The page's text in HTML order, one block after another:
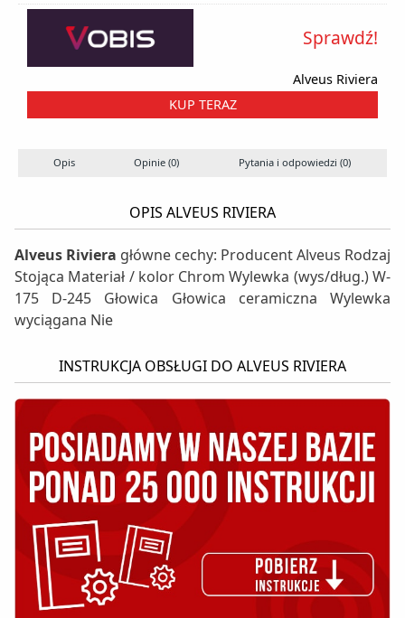
Alveus Riviera
Sprawdź!
KUP TERAZ
Opis Opinie (0) Pytania i odpowiedzi (0)
OPIS ALVEUS RIVIERA
Alveus Riviera główne cechy: Producent Alveus Rodzaj
Stojąca Materiał / kolor Chrom Wylewka (wys/dług.) W-
175 D-245 Głowica Głowica ceramiczna Wylewka
wyciągana Nie
INSTRUKCJA OBSŁUGI DO ALVEUS RIVIERA